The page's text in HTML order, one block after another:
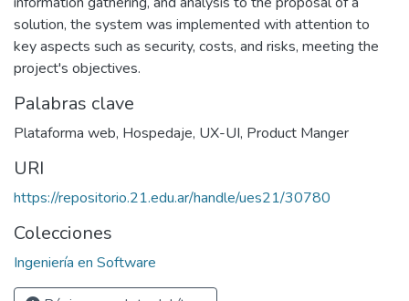
solution, the system was implemented with attention to
key aspects such as security, costs, and risks, meeting the
project's objectives.
Palabras clave
Plataforma web, Hospedaje, UX-UI, Product Manger
URI
https://repositorio.21.edu.ar/handle/ues21/30780
Colecciones
Ingeniería en Software